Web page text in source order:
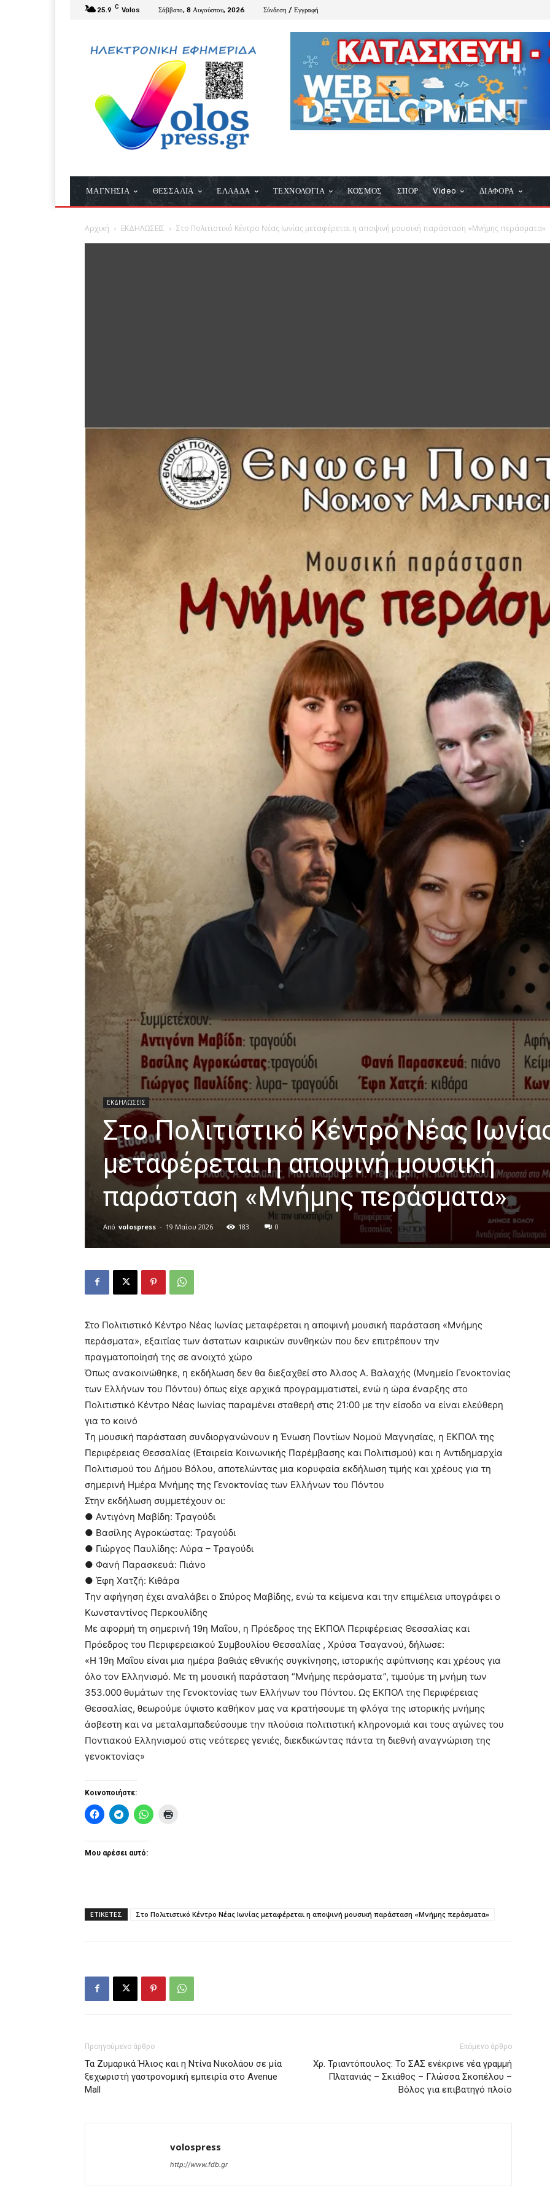
25.9 C Volos Σάββατο, 8 Αυγούστου, 2026 Σύνδεση / Εγγραφή
ΜΑΓΝΗΣΙΑ ΘΕΣΣΑΛΙΑ ΕΛΛΑΔΑ ΤΕΧΝΟΛΟΓΙΑ ΚΟΣΜΟΣ ΣΠΟΡ Video ΔΙΑΦΟΡΑ
Αρχική ΕΚΔΗΛΩΣΕΙΣ Στο Πολιτιστικό Κέντρο Νέας Ιωνίας μεταφέρεται η αποψινή μουσική παράσταση «Μνήμης περάσματα»
ΕΚΔΗΛΩΣΕΙΣ
Στο Πολιτιστικό Κέντρο Νέας
μεταφέρεται η αποψινή μουσική
παράσταση «Μνήμης περάσματα»
Από volospress - 19 Μαΐου 2026 183 0
Στο Πολιτιστικό Κέντρο Νέας Ιωνίας μεταφέρεται η αποψινή μουσική παράσταση «Μνήμης
περάσματα», εξαιτίας των άστατων καιρικών συνθηκών που δεν επιτρέπουν την
πραγματοποίησή της σε ανοιχτό χώρο
Όπως ανακοινώθηκε, η εκδήλωση δεν θα διεξαχθεί στο Άλσος Α. Βαλαχής (Μνημείο Γενοκτονίας
των Ελλήνων του Πόντου) όπως είχε αρχικά προγραμματιστεί, ενώ η ώρα έναρξης στο
Πολιτιστικό Κέντρο Νέας Ιωνίας παραμένει σταθερή στις 21:00 με την είσοδο να είναι ελεύθερη
για το κοινό
Τη μουσική παράσταση συνδιοργανώνουν η Ένωση Ποντίων Νομού Μαγνησίας, η ΕΚΠΟΛ της
Περιφέρειας Θεσσαλίας (Εταιρεία Κοινωνικής Παρέμβασης και Πολιτισμού) και η Αντιδημαρχία
Πολιτισμού του Δήμου Βόλου, αποτελώντας μια κορυφαία εκδήλωση τιμής και χρέους για τη
σημερινή Ημέρα Μνήμης της Γενοκτονίας των Ελλήνων του Πόντου
Στην εκδήλωση συμμετέχουν οι:
● Αντιγόνη Μαβίδη: Τραγούδι
● Βασίλης Αγροκώστας: Τραγούδι
● Γιώργος Παυλίδης: Λύρα – Τραγούδι
● Φανή Παρασκευά: Πιάνο
● Έφη Χατζή: Κιθάρα
Την αφήγηση έχει αναλάβει ο Σπύρος Μαβίδης, ενώ τα κείμενα και την επιμέλεια υπογράφει ο
Κωνσταντίνος Περκουλίδης
Με αφορμή τη σημερινή 19η Μαΐου, η Πρόεδρος της ΕΚΠΟΛ Περιφέρειας Θεσσαλίας και
Πρόεδρος του Περιφερειακού Συμβουλίου Θεσσαλίας , Χρύσα Τσαγανού, δήλωσε:
«Η 19η Μαΐου είναι μια ημέρα βαθιάς εθνικής συγκίνησης, ιστορικής αφύπνισης και χρέους για
όλο τον Ελληνισμό. Με τη μουσική παράσταση “Μνήμης περάσματα”, τιμούμε τη μνήμη των
353.000 θυμάτων της Γενοκτονίας των Ελλήνων του Πόντου. Ως ΕΚΠΟΛ της Περιφέρειας
Θεσσαλίας, θεωρούμε ύψιστο καθήκον μας να κρατήσουμε τη φλόγα της ιστορικής μνήμης
άσβεστη και να μεταλαμπαδεύσουμε την πλούσια πολιτιστική κληρονομιά και τους αγώνες του
Ποντιακού Ελληνισμού στις νεότερες γενιές, διεκδικώντας πάντα τη διεθνή αναγνώριση της
γενοκτονίας»
Κοινοποιήστε:
Μου αρέσει αυτό:
ΕΤΙΚΕΤΕΣ Στο Πολιτιστικό Κέντρο Νέας Ιωνίας μεταφέρεται η αποψινή μουσική παράσταση «Μνήμης περάσματα»
Προηγούμενο άρθρο
Τα Ζυμαρικά Ήλιος και η Ντίνα Νικολάου σε μία
ξεχωριστή γαστρονομική εμπειρία στο Avenue
Mall
Επόμενο άρθρο
Χρ. Τριαντόπουλος: Το ΣΑΣ ενέκρινε νέα γραμμή
Πλατανιάς – Σκιάθος – Γλώσσα Σκοπέλου –
Βόλος για επιβατηγό πλοίο
volospress
http://www.fdb.gr